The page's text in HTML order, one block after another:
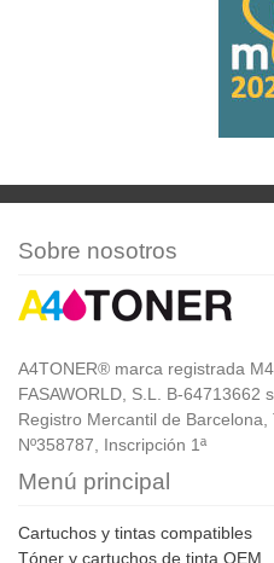
Sobre nosotros
A4TONER® marca registrada
FASAWORLD, S.L. B-64713662
Registro Mercantil de
Nº358787, Inscripción 1ª
Menú principal
Cartuchos y tintas compatibles
Tóner y cartuchos de tinta OEM